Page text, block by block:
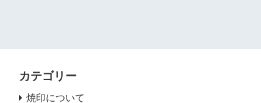
カテゴリー
焼印について